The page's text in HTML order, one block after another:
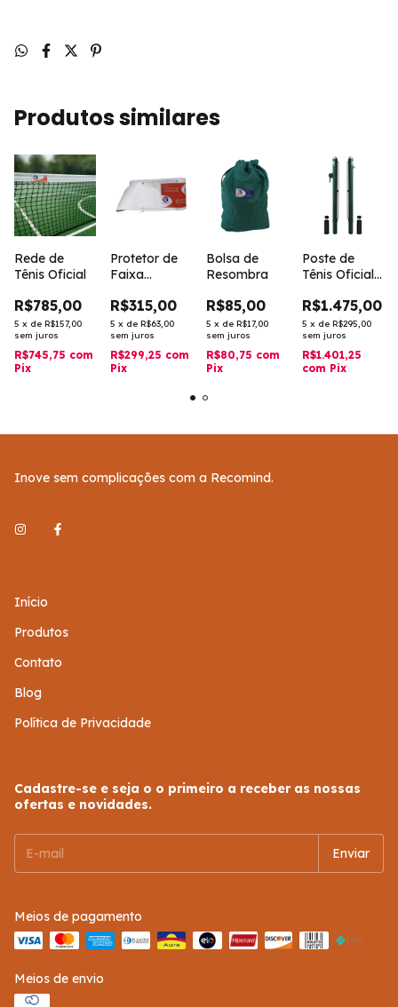
Produtos similares
Rede de
Tênis Oficial
R$785,00
5 x de R$157,00
sem juros
R$745,75 com
Pix
Protetor de
Faixa
Tênis
R$315,00
5 x de R$63,00
sem juros
R$299,25 com
Pix
Bolsa de
Resombra
R$85,00
5 x de R$17,00
sem juros
R$80,75 com
Pix
Poste de
Tênis Oficial
Galvanizado
Completo
(PAR)
R$1.475,00
5 x de R$295,00
sem juros
R$1.401,25
com Pix
Inove sem complicações com a Recomind.
Início
Produtos
Contato
Blog
Política de Privacidade
Cadastre-se e seja o o primeiro a receber as nossas
ofertas e novidades.
Meios de pagamento
Meios de envio